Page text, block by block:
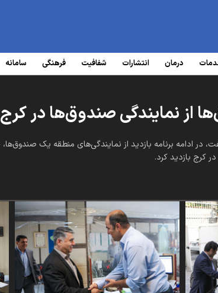
درمان انتشارات شفافیت فرهنگی سامانه‌
از نمایندگی صندوق‌ها در کرج
کرج بازدید کرد.